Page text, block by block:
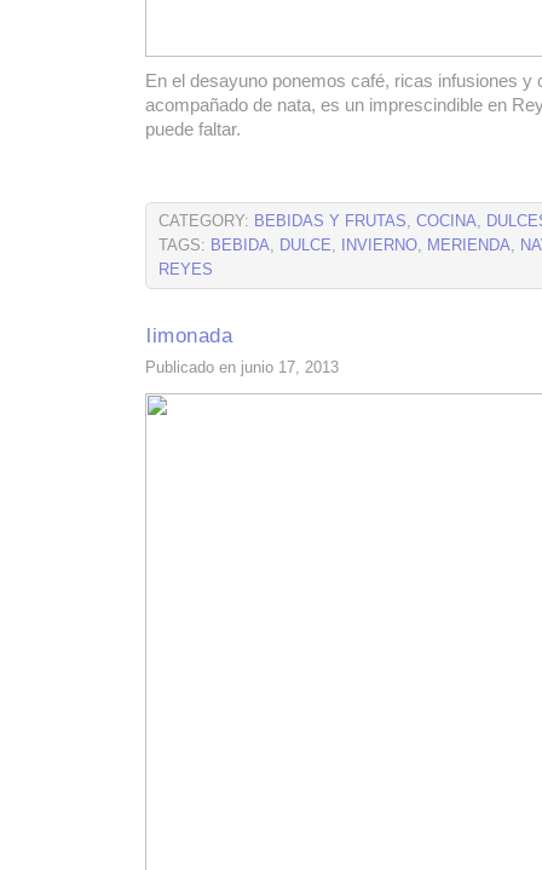
En el desayuno ponemos café, ricas infusiones y
acompañado de nata, es un imprescindible en
puede faltar.
CATEGORY: BEBIDAS Y FRUTAS, COCINA,
TAGS: BEBIDA, DULCE, INVIERNO, MERIENDA,
REYES
limonada
Publicado en junio 17, 2013